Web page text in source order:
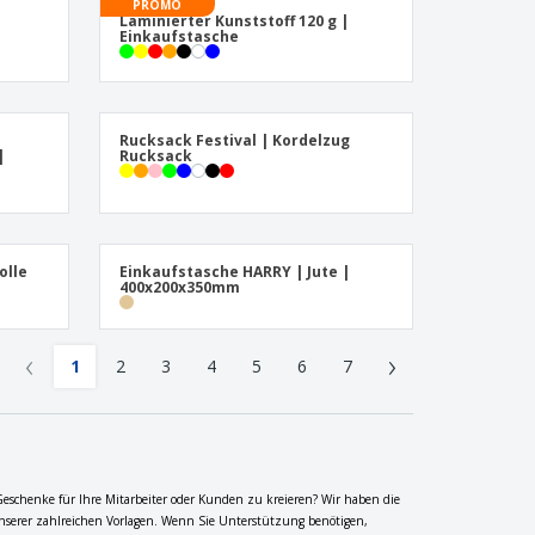
PROMO
Laminierter Kunststoff 120 g |
Einkaufstasche
Rucksack Festival | Kordelzug
Rucksack
Einkaufstasche HARRY | Jute |
400x200x350mm
‹ 1 2 3 4 5 6 7 ›
für Ihre Mitarbeiter oder Kunden zu kreieren? Wir haben die
zahlreichen Vorlagen. Wenn Sie Unterstützung benötigen,